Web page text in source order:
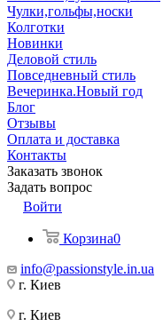
Чулки,гольфы,носки
Колготки
Новинки
Деловой стиль
Повседневный стиль
Вечеринка.Новый год
Блог
Отзывы
Оплата и доставка
Контакты
Заказать звонок
Задать вопрос
Войти
Корзина0
info@passionstyle.in.ua
г. Киев
г. Киев